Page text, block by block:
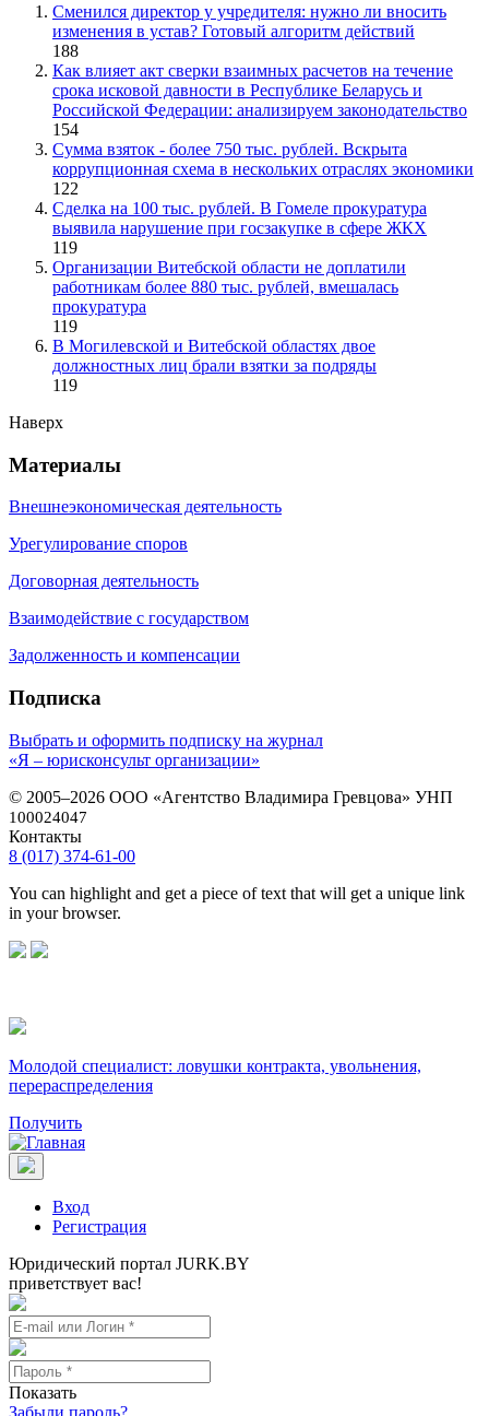
Сменился директор у учредителя: нужно ли вносить
изменения в устав? Готовый алгоритм действий
188
Как влияет акт сверки взаимных расчетов на течение
срока исковой давности в Республике Беларусь и
Российской Федерации: анализируем законодательство
154
Сумма взяток - более 750 тыс. рублей. Вскрыта
коррупционная схема в нескольких отраслях экономики
122
Сделка на 100 тыс. рублей. В Гомеле прокуратура
выявила нарушение при госзакупке в сфере ЖКХ
119
Организации Витебской области не доплатили
работникам более 880 тыс. рублей, вмешалась
прокуратура
119
В Могилевской и Витебской областях двое
должностных лиц брали взятки за подряды
119
Наверх
Материалы
Внешнеэкономическая деятельность
Урегулирование споров
Договорная деятельность
Взаимодействие с государством
Задолженность и компенсации
Подписка
Выбрать и оформить подписку на журнал
«Я – юрисконсульт организации»
© 2005–2026 ООО «Агентство Владимира Гревцова» УНП
100024047
Контакты
8 (017) 374-61-00
You can highlight and get a piece of text that will get a unique link
in your browser.
Молодой специалист: ловушки контракта, увольнения,
перераспределения
Получить
Вход
Регистрация
Юридический портал JURK.BY
приветствует вас!
Показать
Забыли пароль?